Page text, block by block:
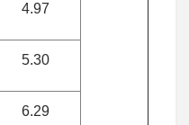
4.97
5.30
6.29